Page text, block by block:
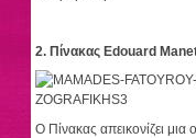
2. Πίνακας Edouard
Ο Πίνακας απεικονίζει